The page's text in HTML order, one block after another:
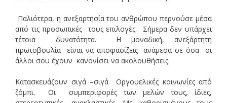
Παλιότερα, η ανεξαρτησία του ανθρώπου περνούσε μέσα
από τις προσωπικές τους επιλογές. Σήμερα δεν υπάρχει
τέτοια δυνατότητα. Η μοναδική, ανεξάρτητη
πρωτοβουλία είναι να αποφασίζεις ανάμεσα σε όσα οι
άλλοι σου έχουν κανονίσει να ακολουθήσεις.
Κατασκευάζουν σιγά –σιγά Οργουελικές κοινωνίες από
ζόμπι. Οι συμπεριφορές των μελών τους, ίδιες,